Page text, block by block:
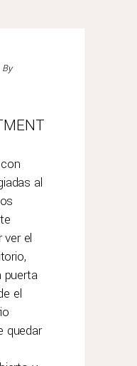
By
al
el
puerta
el
quedar